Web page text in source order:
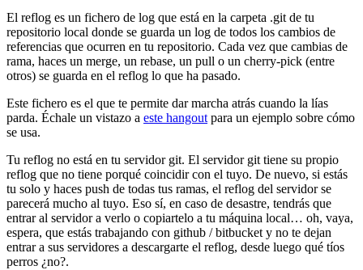
El reflog es un fichero de log que está en la carpeta .git de tu
repositorio local donde se guarda un log de todos los cambios de
referencias que ocurren en tu repositorio. Cada vez que cambias de
rama, haces un merge, un rebase, un pull o un cherry-pick (entre
otros) se guarda en el reflog lo que ha pasado.
Este fichero es el que te permite dar marcha atrás cuando la lías
parda. Échale un vistazo a este hangout para un ejemplo sobre cómo
se usa.
Tu reflog no está en tu servidor git. El servidor git tiene su propio
reflog que no tiene porqué coincidir con el tuyo. De nuevo, si estás
tu solo y haces push de todas tus ramas, el reflog del servidor se
parecerá mucho al tuyo. Eso sí, en caso de desastre, tendrás que
entrar al servidor a verlo o copiartelo a tu máquina local… oh, vaya,
espera, que estás trabajando con github / bitbucket y no te dejan
entrar a sus servidores a descargarte el reflog, desde luego qué tíos
perros ¿no?.